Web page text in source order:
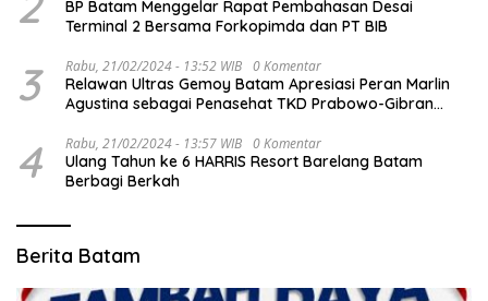
BP Batam Menggelar Rapat Pembahasan Desai
Terminal 2 Bersama Forkopimda dan PT BIB
3 Rabu, 21/02/2024 - 13:52 WIB 0 Komentar
Relawan Ultras Gemoy Batam Apresiasi Peran Marlin
Agustina sebagai Penasehat TKD Prabowo-Gibran
4 Rabu, 21/02/2024 - 13:57 WIB 0 Komentar
Ulang Tahun ke 6 HARRIS Resort Barelang Batam
Berbagi Berkah
Berita Batam